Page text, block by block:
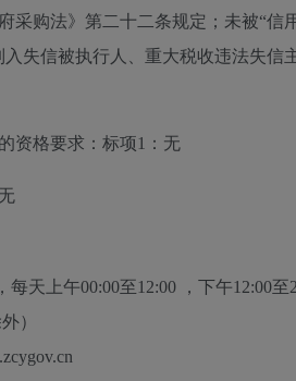
采购法》第二十二条规定；未被“信
入失信被执行人、重大税收违法失
资格要求： 标项1：无
无
每天上午00:00至12:00 ，下午12:00至
）